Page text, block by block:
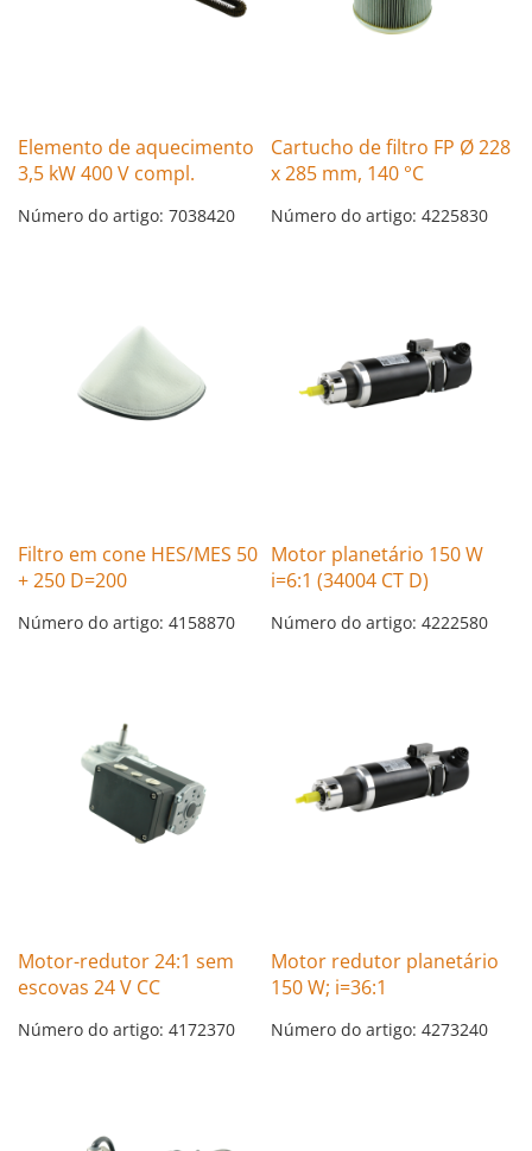
Elemento de aquecimento
3,5 kW 400 V compl.
Número do artigo: 7038420
Cartucho de filtro FP Ø 228
x 285 mm, 140 °C
Número do artigo: 4225830
Filtro em cone HES/MES 50
+ 250 D=200
Número do artigo: 4158870
Motor planetário 150 W
i=6:1 (34004 CT D)
Número do artigo: 4222580
Motor-redutor 24:1 sem
escovas 24 V CC
Número do artigo: 4172370
Motor redutor planetário
150 W; i=36:1
Número do artigo: 4273240